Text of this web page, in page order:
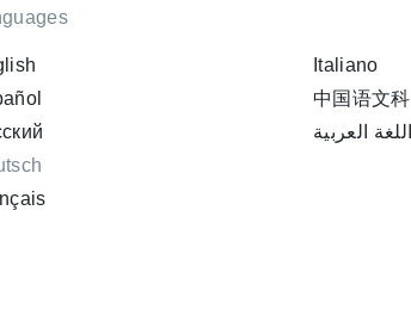
Italiano
中国语文科
اللغة العربية